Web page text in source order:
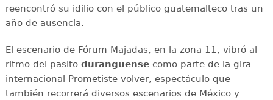
reencontró su idilio con el público guatemalteco tras un
año de ausencia.
El escenario de Fórum Majadas, en la zona 11, vibró al
ritmo del pasito duranguensecomo parte de la gira
internacional Prometiste volver, espectáculo que
también recorrerá diversos escenarios de México y